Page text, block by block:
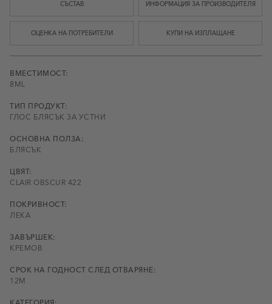
СЪСТАВ ИНФОРМАЦИЯ ЗА ПРОИЗВОДИТЕЛЯ
ОЦЕНКА НА ПОТРЕБИТЕЛИ КУПИ НА ИЗПЛАЩАНЕ
ВМЕСТИМОСТ:
8ML
ТИП ПРОДУКТ:
ГЛОС БЛЯСЪК ЗА УСТНИ
ОСНОВНА ПОЛЗА:
БЛЯСЪК
ЦВЯТ:
CLAIR OBSCUR 422
ПОКРИВНОСТ:
ЛЕКА
ЗАВЪРШЕК:
КРЕМОВ
СРОК НА ГОДНОСТ СЛЕД ОТВАРЯНЕ:
12M